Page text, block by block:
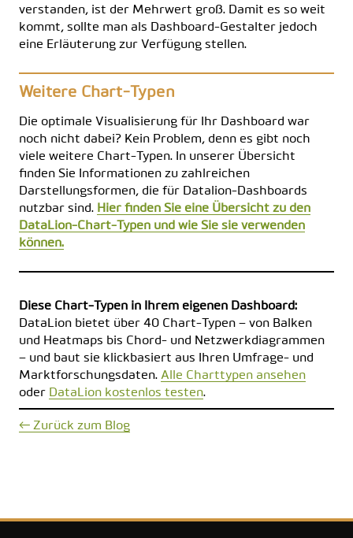
verstanden, ist der Mehrwert groß. Damit es so weit
kommt, sollte man als Dashboard-Gestalter jedoch
eine Erläuterung zur Verfügung stellen.
Weitere Chart-Typen
Die optimale Visualisierung für Ihr Dashboard war
noch nicht dabei? Kein Problem, denn es gibt noch
viele weitere Chart-Typen. In unserer Übersicht
finden Sie Informationen zu zahlreichen
Darstellungsformen, die für Datalion-Dashboards
nutzbar sind. Hier finden Sie eine Übersicht zu den
DataLion-Chart-Typen und wie Sie sie verwenden
können.
Diese Chart-Typen in Ihrem eigenen Dashboard:
DataLion bietet über 40 Chart-Typen – von Balken
und Heatmaps bis Chord- und Netzwerkdiagrammen
– und baut sie klickbasiert aus Ihren Umfrage- und
Marktforschungsdaten. Alle Charttypen ansehen
oder DataLion kostenlos testen.
← Zurück zum Blog